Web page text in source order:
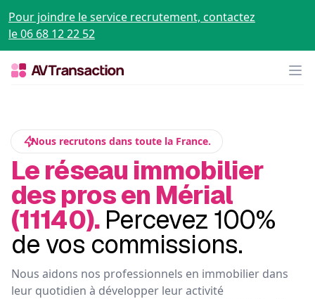
Pour joindre le service recrutement, contactez
le 06 68 12 22 52
Nous recrutons dans toute la France.
Le réseau immobilier
des pros en Mérial
(11140). Percevez 100%
de vos commissions.
Nous aidons nos professionnels en immobilier dans
leur quotidien à développer leur activité